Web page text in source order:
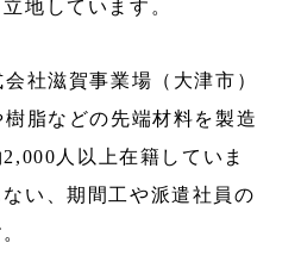
地しています。
社滋賀事業場（大津市）
脂などの先端材料を製造
人以上在籍していま
い、期間工や派遣社員の